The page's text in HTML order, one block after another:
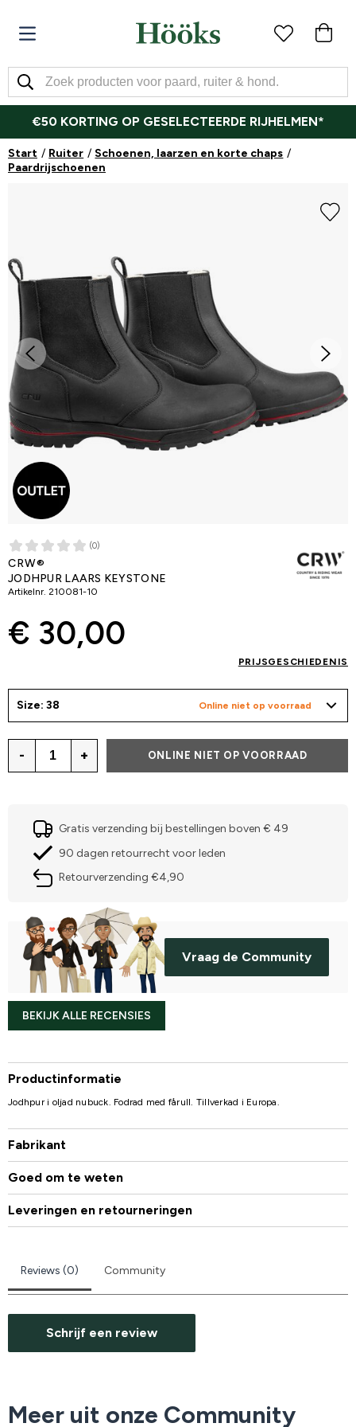
€50 KORTING OP GESELECTEERDE RIJHELMEN*
Start Ruiter
Schoenen, laarzen en korte chaps
Paardrijschoenen
(0)
CRW®
JODHPUR LAARS KEYSTONE
Artikelnr. 210081-10
€ 30,00
PRIJSGESCHIEDENIS
Size: 38 Online niet op voorraad
- + ONLINE NIET OP VOORRAAD
Gratis verzending bij bestellingen boven € 49
90 dagen retourrecht voor leden
Retourverzending €4,90
Vraag de Community
BEKIJK ALLE RECENSIES
Productinformatie
Jodhpur i oljad nubuck. Fodrad med fårull. Tillverkad i Europa.
Fabrikant
Goed om te weten
Leveringen en retourneringen
Reviews (0) Community
Schrijf een review
Meer uit onze Community